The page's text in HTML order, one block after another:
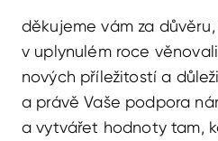
děkujeme vám za
v uplynulém roce
nových příležitostí a
a právě Vaše podpora
a vytvářet hodnoty tam,